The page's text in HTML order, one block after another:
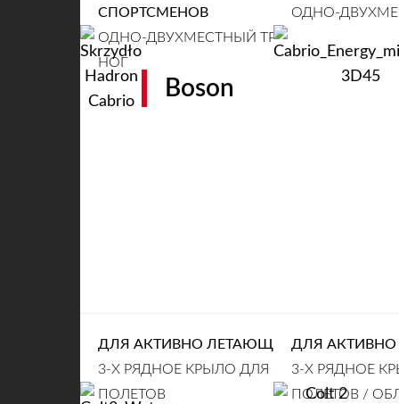
СПОРТСМЕНОВ
ОДНО-ДВУХМЕСТНЫЙ ТРАЙК / ТАНДЕМ С
НОГ
Boson
ОДНО-
ДЛЯ АКТИВНО ЛЕТАЮЩИХ ПИЛОТОВ (EN
3-Х РЯДНОЕ КРЫЛО ДЛЯ СВОБОДНЫХ
ПОЛЕТОВ
ДЛЯ АКТИВНО
3-Х РЯДНОЕ
ПОЛЕТОВ /